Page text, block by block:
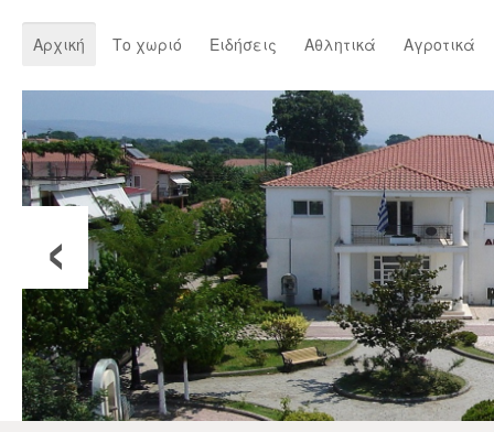
Αρχική Το χωριό Ειδήσεις Αθλητικά Αγροτικά
‹